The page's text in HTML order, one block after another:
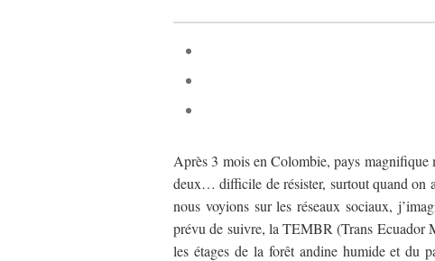
Après 3 mois en Colombie, pays magnifique
deux… difficile de résister, surtout quand on
nous voyions sur les réseaux sociaux,
prévu de suivre, la TEMBR (Trans Ecuador
les étages de la forêt andine humide et du